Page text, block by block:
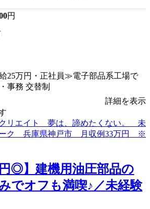
円
25万円・正社員≫電子部品系工場で
事務 交替制
詳細を表示
円◎】建機用油圧部品の
でオフも満喫♪／未経験